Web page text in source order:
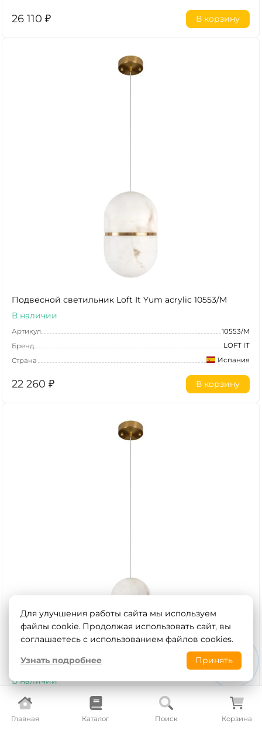
Главная Каталог Поиск Корзина
26 110 ₽ В корзину
Подвесной светильник Loft It Yum acrylic 10553/M
В наличии
Артикул
10553/M
Бренд
LOFT IT
Страна
Испания
22 260 ₽ В корзину
Подвесной светильник Loft It Yum acrylic 10553/S
В наличии
Артикул
10553/S
Бренд
LOFT IT
Испания
Для улучшения работы сайта мы используем
файлы cookie. Продолжая использовать сайт, вы
соглашаетесь с использованием файлов cookies.
Узнать подробнее
Принять